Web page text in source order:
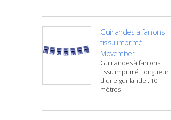
Guirlandes à fanions
tissu imprimé
Movember
Guirlandes à fanions
tissu imprimé.Longueur
d'une guirlande : 10
mètres